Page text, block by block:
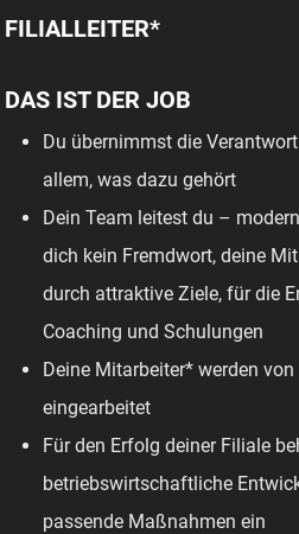
FILIALLEITER*
DAS IST DER JOB
Du übernimmst die
allem, was dazu gehört
Dein Team leitest du –
dich kein Fremdwort, deine
durch attraktive Ziele, für die
Coaching und Schulungen
Deine Mitarbeiter* werden
eingearbeitet
Für den Erfolg deiner Filiale
betriebswirtschaftliche
passende Maßnahmen ein